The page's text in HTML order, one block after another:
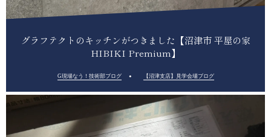
グラフテクトのキッチンがつきました【沼津市 平屋の家
HIBIKI Premium】
G現場なう！技術部ブログ 【沼津支店】見学会場ブログ